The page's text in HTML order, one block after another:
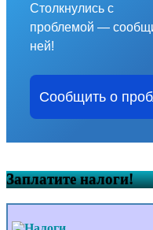
Столкнулись с
проблемой —
ней!
Сообщить о
Заплатите налоги!